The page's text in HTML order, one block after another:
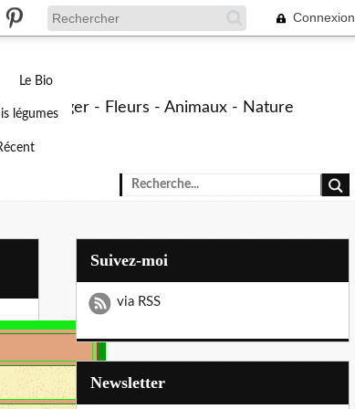
Connexion
potager - Fleurs - Animaux - Nature
Le Bio
légumes
Suivez-moi
via RSS
Newsletter